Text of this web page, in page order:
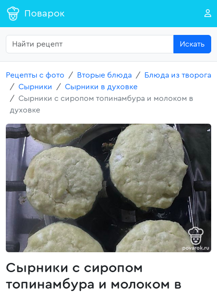
Поварок
Искать
Рецепты с фото Вторые блюда
Блюда из творога
Сырники
Сырники в духовке
Сырники с сиропом топинамбура и молоком в
духовке
Сырники с сиропом
топинамбура и молоком в